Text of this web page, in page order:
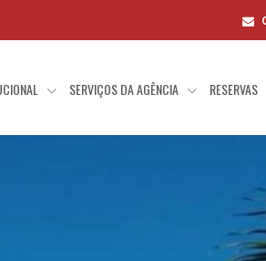
SERVIÇOS DA AGÊNCIA RESERVAS